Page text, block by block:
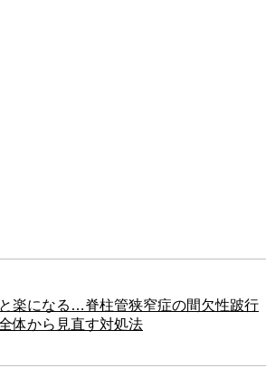
楽になる…脊柱管狭窄症の間欠性跛行
体から見直す対処法